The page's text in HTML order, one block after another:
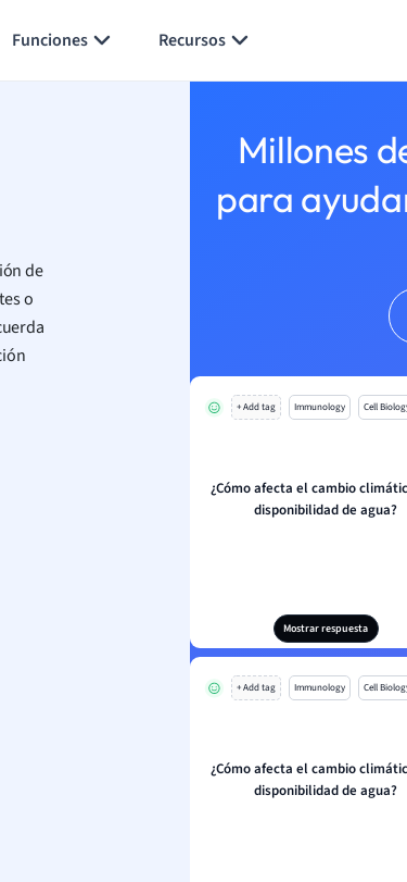
Funciones Recursos
de
o
Millones
para
+ Add tag Immunology Cell
¿Cómo afecta el cambio
disponibilidad de agua?
Mostrar respuesta
+ Add tag Immunology Cell
¿Cómo afecta el cambio
disponibilidad de agua?